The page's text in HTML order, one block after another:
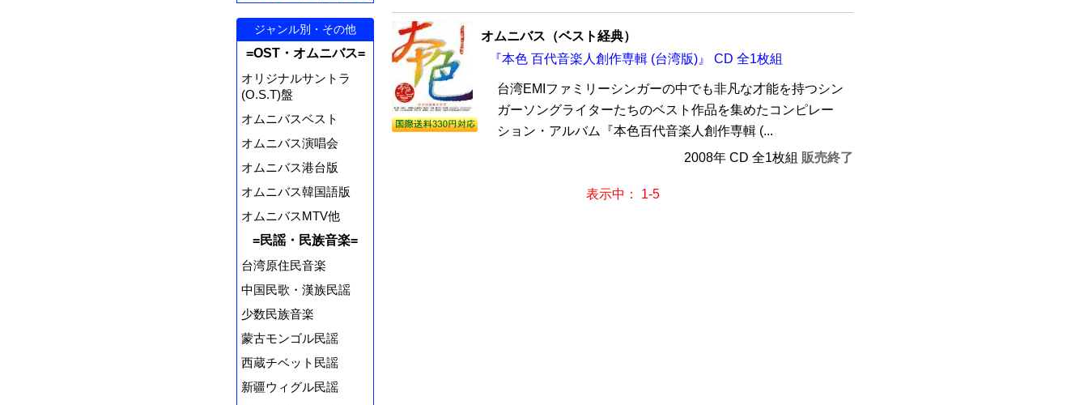
ジャンル別・その他
=OST・オムニバス=
オリジナルサントラ
(O.S.T)盤
オムニバスベスト
オムニバス演唱会
オムニバス港台版
オムニバス韓国語版
オムニバスMTV他
=民謡・民族音楽=
台湾原住民音楽
中国民歌・漢族民謡
少数民族音楽
蒙古モンゴル民謡
西蔵チベット民謡
新疆ウィグル民謡
オムニバス（ベスト経典）
『本色 百代音楽人創作専輯 (台湾版)』 CD 全1枚組
台湾EMIファミリーシンガーの中でも非凡な才能を持つシン
ガーソングライターたちのベスト作品を集めたコンピレー
ション・アルバム『本色百代音楽人創作専輯 (...
2008年 CD 全1枚組 販売終了
表示中： 1-5